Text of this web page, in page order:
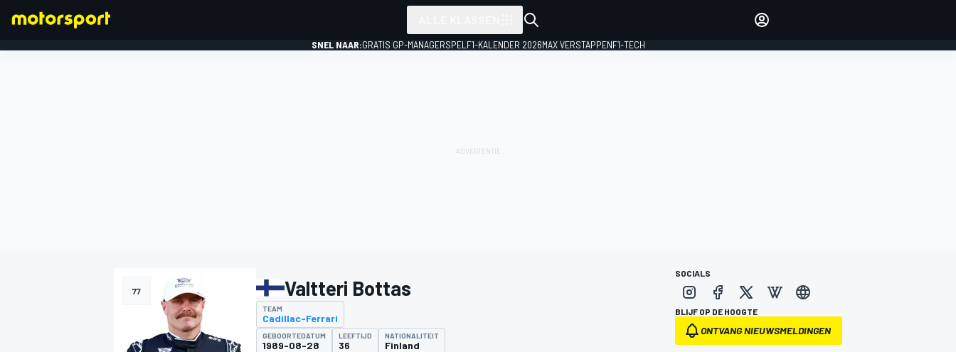
SNEL NAAR:GRATIS GP-MANAGERSPEL F1-KALENDER 2026MAX VERSTAPPENF1-TECH
77 Valtteri Bottas
TEAM
Cadillac-Ferrari
GEBOORTEDATUM
1989-08-28
LEEFTIJD
36
NATIONALITEIT
Finland
SOCIALS
BLIJF OP DE HOOGTE
ONTVANG NIEUWSMELDINGEN